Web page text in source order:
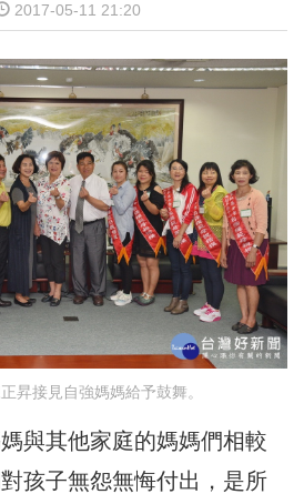
2017-05-11 21:20
昇接見自強媽媽給予鼓舞。
與其他家庭的媽媽們相較
孩子無怨無悔付出，是所